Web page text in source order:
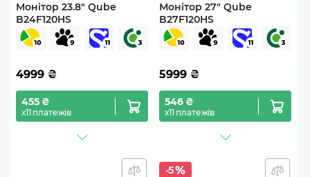
Монітор 23.8" Qube
B24F120HS
4999 ₴
455 ₴
х11 платежів
Монітор 27" Qube
B27F120HS
5999 ₴
546 ₴
х11 платежів
-5